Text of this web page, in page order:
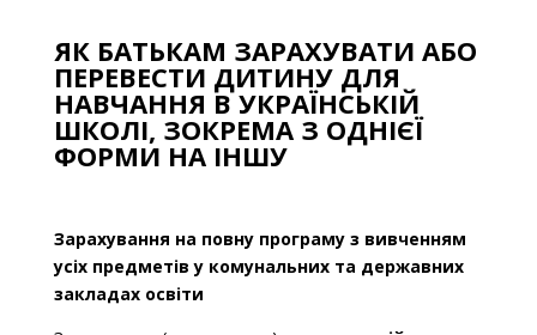
втрат і розривів;
у 9 класі: на навчальні предмети / інтегровані
курси, передбачені цим Типовим навчальним
планом, а також для проведення
індивідуальних занять і консультацій з
державна підсумкова атестація за рівень
базової середньої освіти з урахуванням
потреб здобувачів освіти;
ЯК БАТЬКАМ ЗАРАХУВАТИ АБО
ПЕРЕВЕСТИ ДИТИНУ ДЛЯ
НАВЧАННЯ В УКРАЇНСЬКІЙ
ШКОЛІ, ЗОКРЕМА З ОДНІЄЇ
ФОРМИ НА ІНШУ
Зарахування на повну програму з вивченням
усіх предметів у комунальних та державних
закладах освіти